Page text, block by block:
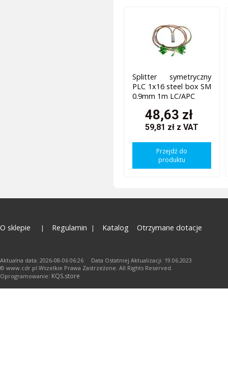
Splitter symetryczny
PLC 1x16 steel box SM
0.9mm 1m LC/APC
48,63 zł
59,81 zł z VAT
Przejdź do
produktu
O sklepie Regulamin Katalog Otrzymane dotacje
Aktualna data: 2026-08-06 06:26 Data Ostatniej Aktualizacji: 19.06.2023
© www.cdr.pl.Wszelkie Prawa Zastrzeżone. All Rights Reserved.
Oprogramowanie: KQS.store